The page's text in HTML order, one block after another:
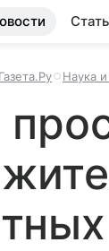
Газета.Ру Наука